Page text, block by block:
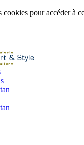
cookies pour accéder à